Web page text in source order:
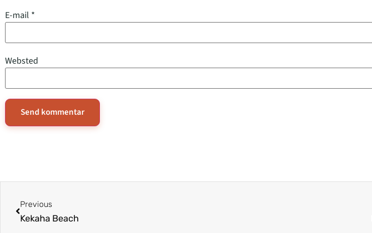
E-mail *
Websted
Previous
Kekaha Beach